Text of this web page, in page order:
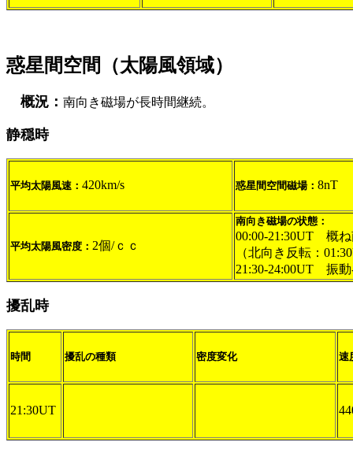
惑星間空間（太陽風領域）
概況： 南向き磁場が長時間継続。
静穏時
平均太陽風速： 420km/s 惑星間空間磁場： 8nT
平均太陽風密度： 2個/ｃｃ
南向き磁場の状態：
00:00-21:30UT 概ね
（北向き反転：
21:30-24:00UT 振動
擾乱時
時間 擾乱の種類 密度変化 速
21:30UT